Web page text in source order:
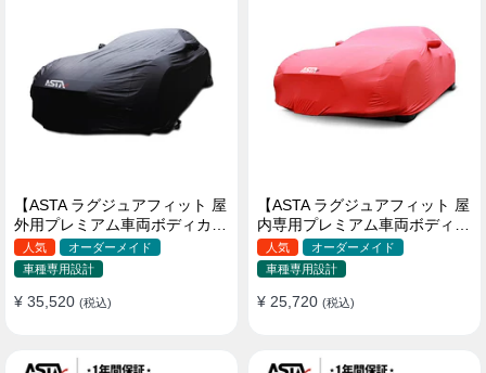
【ASTA ラグジュアフィット 屋
外用プレミアム車両ボディカバ
ー】PUレザー製 オーダーメイ
ド 高級感 裏起毛車カバー 強風
対策
人気
オーダーメイド
車種専用設計
¥ 35,520 (税込)
【ASTA ラグジュアフィット 屋
内専用プレミアム車両ボディカ
バー】オーダーメイド 最高級
生地 柔かい 裏起毛車カバー
人気
オーダーメイド
車種専用設計
¥ 25,720 (税込)